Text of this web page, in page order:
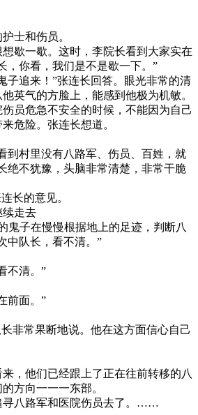
士和伤员。
歇一歇。这时，李院长看到大家实在
，你看，我们是不是歇一下。”
子追来！”张连长回答。眼光非常的清
英气的方脸上，能感到他极为机敏。
员危急不安全的时候，不能因为自己
危险。张连长想道。
到村里没有八路军、伤员、百姓，就
绝不犹豫，头脑非常清楚，非常干脆
长的意见。
续走去
子在慢慢根据地上的足迹，判断八
中队长，看不清。”
不清。”
前面。”
非常果断地说。他在这方面信心自己
，他们已经跟上了正在往前转移的八
方向一一一东部。
寻八路军和医院伤员去了。……